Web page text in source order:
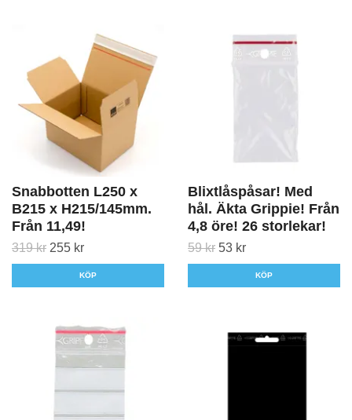
Snabbotten L250 x
B215 x H215/145mm.
Från 11,49!
319 kr 255 kr
KÖP
Blixtlåspåsar! Med
hål. Äkta Grippie! Från
4,8 öre! 26 storlekar!
59 kr 53 kr
KÖP